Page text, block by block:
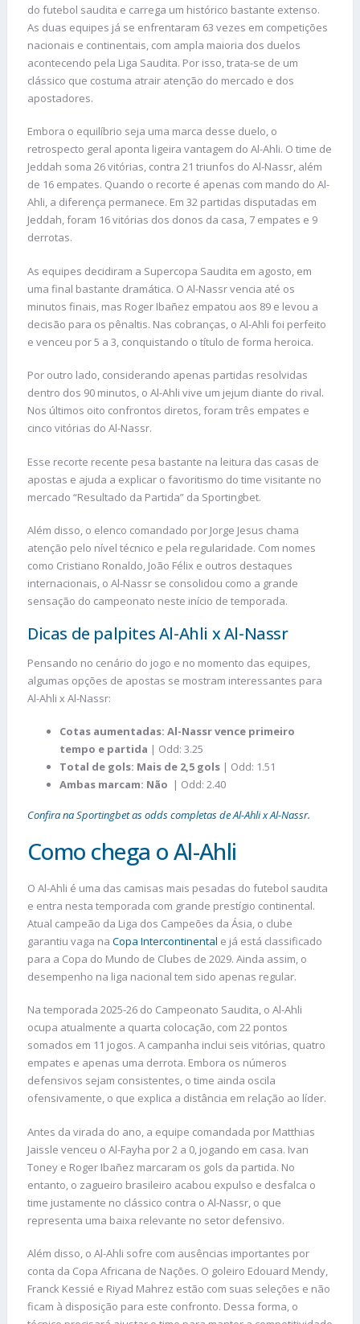
do futebol saudita e carrega um histórico bastante extenso.
As duas equipes já se enfrentaram 63 vezes em competições
nacionais e continentais, com ampla maioria dos duelos
acontecendo pela Liga Saudita. Por isso, trata-se de um
clássico que costuma atrair atenção do mercado e dos
apostadores.
Embora o equilíbrio seja uma marca desse duelo, o
retrospecto geral aponta ligeira vantagem do Al-Ahli. O time de
Jeddah soma 26 vitórias, contra 21 triunfos do Al-Nassr, além
de 16 empates. Quando o recorte é apenas com mando do Al-
Ahli, a diferença permanece. Em 32 partidas disputadas em
Jeddah, foram 16 vitórias dos donos da casa, 7 empates e 9
derrotas.
As equipes decidiram a Supercopa Saudita em agosto, em
uma final bastante dramática. O Al-Nassr vencia até os
minutos finais, mas Roger Ibañez empatou aos 89 e levou a
decisão para os pênaltis. Nas cobranças, o Al-Ahli foi perfeito
e venceu por 5 a 3, conquistando o título de forma heroica.
Por outro lado, considerando apenas partidas resolvidas
dentro dos 90 minutos, o Al-Ahli vive um jejum diante do rival.
Nos últimos oito confrontos diretos, foram três empates e
cinco vitórias do Al-Nassr.
Esse recorte recente pesa bastante na leitura das casas de
apostas e ajuda a explicar o favoritismo do time visitante no
mercado “Resultado da Partida” da Sportingbet.
Além disso, o elenco comandado por Jorge Jesus chama
atenção pelo nível técnico e pela regularidade. Com nomes
como Cristiano Ronaldo, João Félix e outros destaques
internacionais, o Al-Nassr se consolidou como a grande
sensação do campeonato neste início de temporada.
Dicas de palpites Al-Ahli x Al-Nassr
Pensando no cenário do jogo e no momento das equipes,
algumas opções de apostas se mostram interessantes para
Al-Ahli x Al-Nassr:
Cotas aumentadas: Al-Nassr vence primeiro
tempo e partida | Odd: 3.25
Total de gols: Mais de 2,5 gols | Odd: 1.51
Ambas marcam: Não | Odd: 2.40
Confira na Sportingbet as odds completas de Al-Ahli x Al-Nassr.
Como chega o Al-Ahli
O Al-Ahli é uma das camisas mais pesadas do futebol saudita
e entra nesta temporada com grande prestígio continental.
Atual campeão da Liga dos Campeões da Ásia, o clube
garantiu vaga na Copa Intercontinental e já está classificado
para a Copa do Mundo de Clubes de 2029. Ainda assim, o
desempenho na liga nacional tem sido apenas regular.
Na temporada 2025-26 do Campeonato Saudita, o Al-Ahli
ocupa atualmente a quarta colocação, com 22 pontos
somados em 11 jogos. A campanha inclui seis vitórias, quatro
empates e apenas uma derrota. Embora os números
defensivos sejam consistentes, o time ainda oscila
ofensivamente, o que explica a distância em relação ao líder.
Antes da virada do ano, a equipe comandada por Matthias
Jaissle venceu o Al-Fayha por 2 a 0, jogando em casa. Ivan
Toney e Roger Ibañez marcaram os gols da partida. No
entanto, o zagueiro brasileiro acabou expulso e desfalca o
time justamente no clássico contra o Al-Nassr, o que
representa uma baixa relevante no setor defensivo.
Além disso, o Al-Ahli sofre com ausências importantes por
conta da Copa Africana de Nações. O goleiro Edouard Mendy,
Franck Kessié e Riyad Mahrez estão com suas seleções e não
ficam à disposição para este confronto. Dessa forma, o